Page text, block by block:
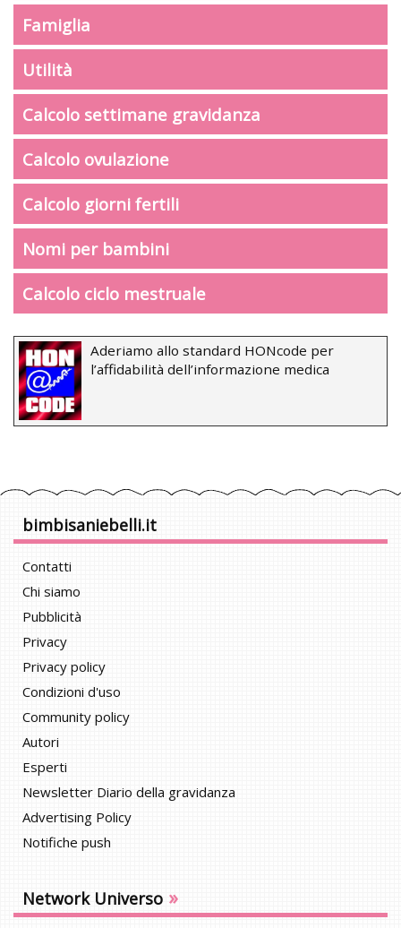
Famiglia
Utilità
Calcolo settimane gravidanza
Calcolo ovulazione
Calcolo giorni fertili
Nomi per bambini
Calcolo ciclo mestruale
Aderiamo allo standard HONcode per
l’affidabilità dell’informazione medica
bimbisaniebelli.it
Contatti
Chi siamo
Pubblicità
Privacy
Privacy policy
Condizioni d'uso
Community policy
Autori
Esperti
Newsletter Diario della gravidanza
Advertising Policy
Notifiche push
Network Universo »